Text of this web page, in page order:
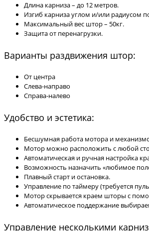
Длина карниза – до 12 метров.
Изгиб карниза углом и/или радиусом
Максимальный вес штор – 50кг.
Защита от перенагрузки.
Варианты раздвижения штор:
От центра
Слева-направо
Справа-налево
Удобство и эстетика:
Бесшумная работа мотора и
Мотор можно расположить с любой
Автоматическая и ручная настройка
Возможность назначить «любимое
Плавный старт и остановка.
Управление по таймеру (требуется
Мотор скрывается краем шторы с
Автоматическое поддержание
Управление несколькими